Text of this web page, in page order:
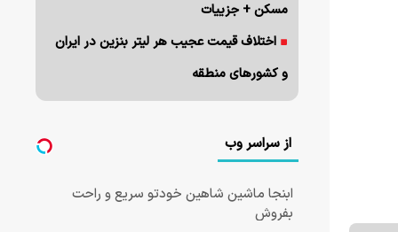
مسکن + جزییات
اختلاف قیمت عجیب هر لیتر بنزین در ایران
و کشورهای منطقه
از سراسر وب
ابنجا ماشین شاهین خودتو سریع و راحت
بفروش